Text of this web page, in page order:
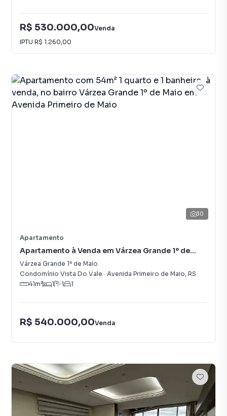
R$ 530.000,00Venda
IPTU R$ 1.260,00
30
Apartamento
Apartamento à Venda em Várzea Grande 1º de
Maio
Várzea Grande 1º de Maio
Condomínio Vista Do Vale · Avenida Primeiro de Maio, RS
41m² 1 1 1
R$ 540.000,00Venda